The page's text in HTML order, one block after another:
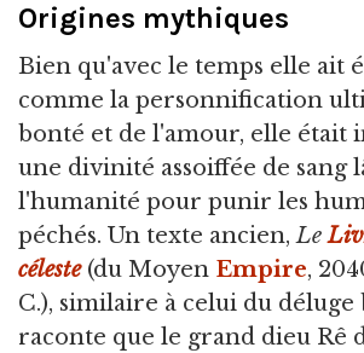
Origines mythiques
Bien qu'avec le temps elle ait
comme la personnification
bonté et de l'amour, elle était
une divinité assoiffée de sang
l'humanité pour punir les
péchés. Un texte ancien,Le
céleste(du Moyen Empire,
C.), similaire à celui du déluge
raconte que le grand dieu Rê